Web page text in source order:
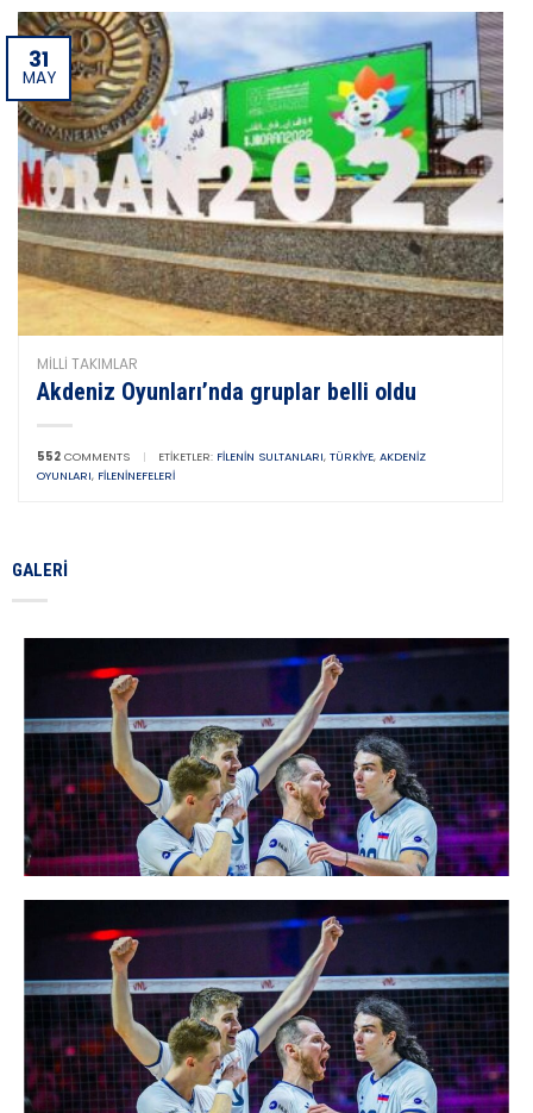
31
MAY
MILLI TAKIMLAR
Akdeniz Oyunları’nda gruplar belli oldu
552 COMMENTS | ETIKETLER: FILENIN SULTANLARI, TÜRKIYE, AKDENIZ
OYUNLARI, FILENINEFELERI
GALERI